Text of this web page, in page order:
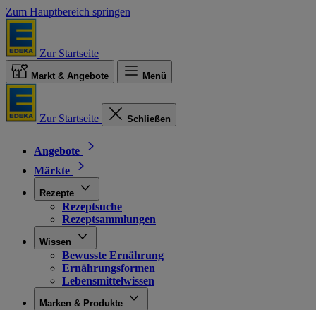
Zum Hauptbereich springen
Zur Startseite
Markt & Angebote Menü
Zur Startseite Schließen
Angebote
Märkte
Rezepte
Rezeptsuche
Rezeptsammlungen
Wissen
Bewusste Ernährung
Ernährungsformen
Lebensmittelwissen
Marken & Produkte